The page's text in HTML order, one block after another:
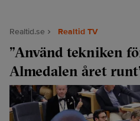
Realtid.se Realtid TV
”Använd tekniken
Almedalen året